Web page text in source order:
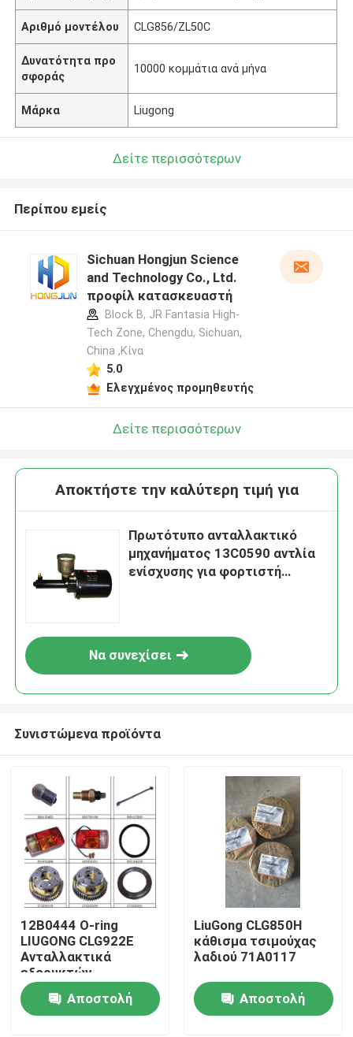
Αρχική Σελίδα
Προϊόντα
Αριθμό μοντέλου CLG856/ZL50C
Δυνατότητα προ
σφοράς
10000 κομμάτια ανά μήνα
Μάρκα Liugong
Δείτε περισσότερων
Περίπου εμείς
Sichuan Hongjun Science
and Technology Co., Ltd.
προφίλ κατασκευαστή
Block B, JR Fantasia High-
Tech Zone, Chengdu, Sichuan,
China ,Κίνα
5.0
Ελεγχμένος προμηθευτής
Δείτε περισσότερων
Αποκτήστε την καλύτερη τιμή για
Πρωτότυπο ανταλλακτικό
μηχανήματος 13C0590 αντλία
ενίσχυσης για φορτιστή
Να συνεχίσει
Συνιστώμενα προϊόντα
12Β0444 Ο-ring
LIUGONG CLG922E
Ανταλλακτικά
εξορυκτών
Αποστολή
LiuGong CLG850H
κάθισμα τσιμούχας
λαδιού 71A0117
Αποστολή